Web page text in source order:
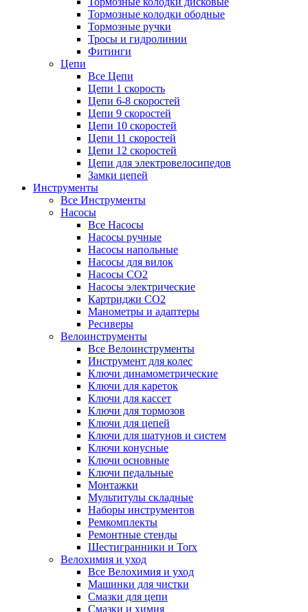
Тормозные колодки ободные
Тормозные ручки
Тросы и гидролинии
Фитинги
Цепи
Все Цепи
Цепи 1 скорость
Цепи 6-8 скоростей
Цепи 9 скоростей
Цепи 10 скоростей
Цепи 11 скоростей
Цепи 12 скоростей
Цепи для электровелосипедов
Замки цепей
Инструменты
Все Инструменты
Насосы
Все Насосы
Насосы ручные
Насосы напольные
Насосы для вилок
Насосы CO2
Насосы электрические
Картриджи CO2
Манометры и адаптеры
Ресиверы
Велоинструменты
Все Велоинструменты
Инструмент для колес
Ключи динамометрические
Ключи для кареток
Ключи для кассет
Ключи для тормозов
Ключи для цепей
Ключи для шатунов и систем
Ключи конусные
Ключи основные
Ключи педальные
Монтажки
Мультитулы складные
Наборы инструментов
Ремкомплекты
Ремонтные стенды
Шестигранники и Torx
Велохимия и уход
Все Велохимия и уход
Машинки для чистки
Смазки для цепи
Смазки и химия